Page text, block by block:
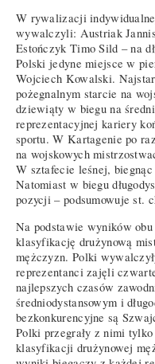
W rywalizacji
wywalczyli: Austriak
Estończyk Timo Sild – na
Polski jedyne miejsce w
Wojciech Kowalski.
pożegnalnym starcie na
dziewiąty w biegu na
reprezentacyjnej kariery
sportu. W Kartagenie po
na wojskowych
W sztafecie leśnej,
Natomiast w biegu
pozycji – podsumowuje st.
Na podstawie wyników
klasyfikację drużynową
mężczyzn. Polki
reprezentanci zajęli
najlepszych czasów
średniodystansowym i
bezkonkurencyjne są
Polki przegrały z nimi
klasyfikacji drużynowej